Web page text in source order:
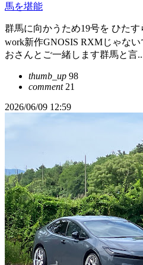
馬を堪能
群馬に向かうため19号を ひた
work新作GNOSIS RXMじゃな
おさんとご一緒します群馬と言
thumb_up 98
comment21
2026/06/09 12:59